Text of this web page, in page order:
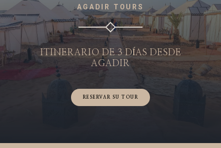
AGADIR TOURS
ITINERARIO DE 3 DÍAS DESDE
AGADIR
RESERVAR SU TOUR